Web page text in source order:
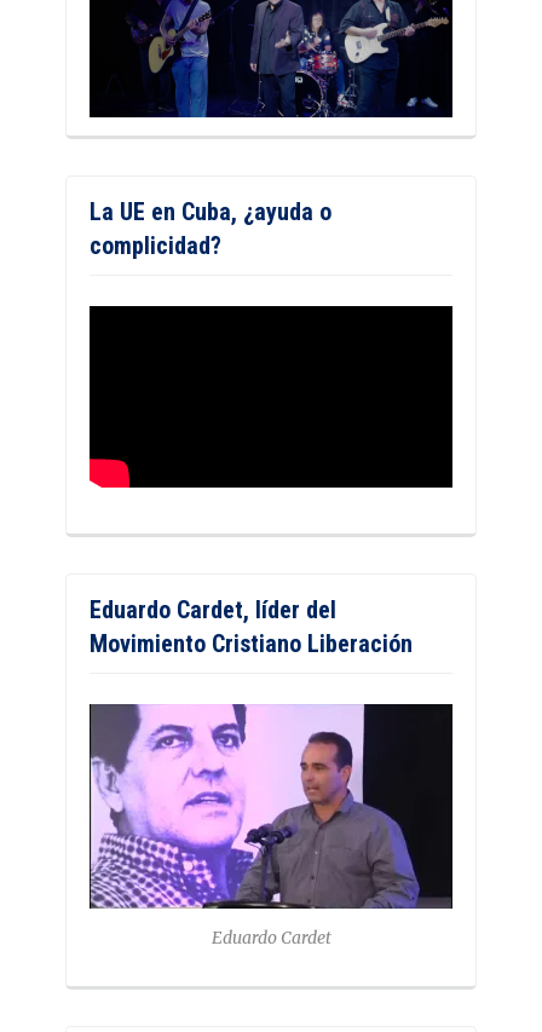
La UE en Cuba, ¿ayuda o
complicidad?
Eduardo Cardet, líder del
Movimiento Cristiano Liberación
Eduardo Cardet